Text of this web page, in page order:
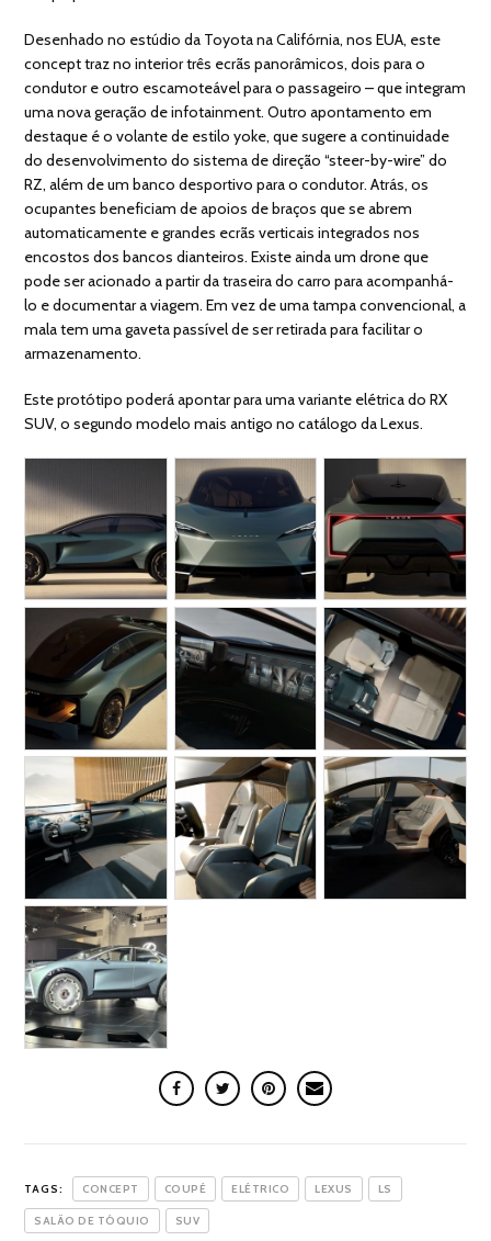
Desenhado no estúdio da Toyota na Califórnia, nos EUA, este
concept traz no interior três ecrãs panorâmicos, dois para o
condutor e outro escamoteável para o passageiro – que integram
uma nova geração de infotainment. Outro apontamento em
destaque é o volante de estilo yoke, que sugere a continuidade
do desenvolvimento do sistema de direção “steer-by-wire” do
RZ, além de um banco desportivo para o condutor. Atrás, os
ocupantes beneficiam de apoios de braços que se abrem
automaticamente e grandes ecrãs verticais integrados nos
encostos dos bancos dianteiros. Existe ainda um drone que
pode ser acionado a partir da traseira do carro para acompanhá-
lo e documentar a viagem. Em vez de uma tampa convencional, a
mala tem uma gaveta passível de ser retirada para facilitar o
armazenamento.
Este protótipo poderá apontar para uma variante elétrica do RX
SUV, o segundo modelo mais antigo no catálogo da Lexus.
TAGS: CONCEPT COUPÉ ELÉTRICO LEXUS LS
SALÃO DE TÓQUIO SUV